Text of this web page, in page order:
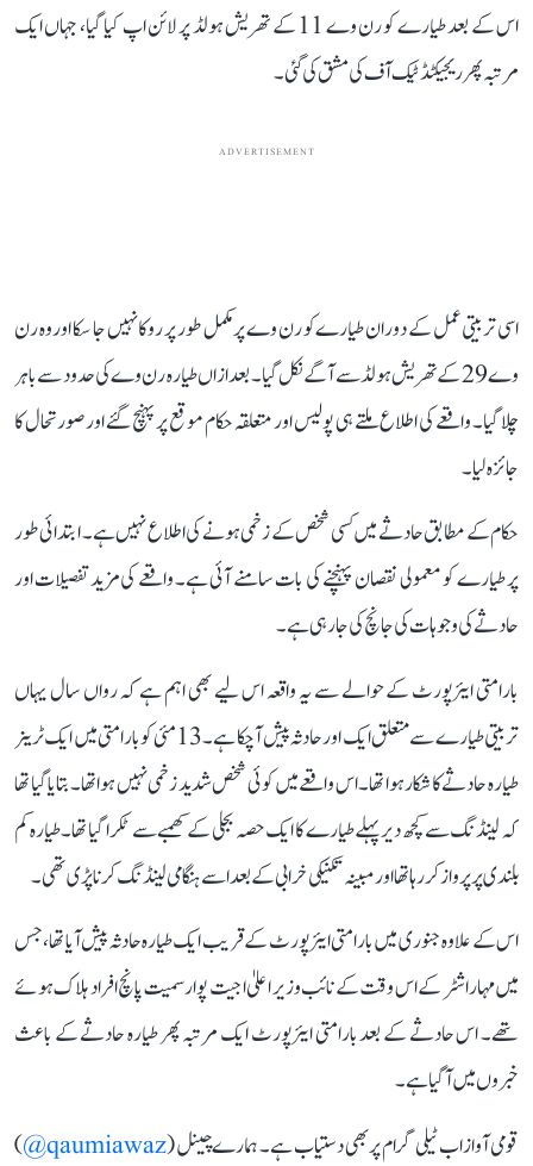
اس کے بعد طیارے کو رن وے 11 کے تھریش ہولڈ پر لائن اپ کیا گیا، جہاں ایک
مرتبہ پھر ریجیکٹڈ ٹیک آف کی مشق کی گئی۔
ADVERTISEMENT
اسی تربیتی عمل کے دوران طیارے کو رن وے پر مکمل طور پر روکا نہیں جا سکا اور وہ رن
وے 29 کے تھریش ہولڈ سے آگے نکل گیا۔ بعد ازاں طیارہ رن وے کی حدود سے باہر
چلا گیا۔ واقعے کی اطلاع ملتے ہی پولیس اور متعلقہ حکام موقع پر پہنچ گئے اور صورتحال کا
جائزہ لیا۔
حکام کے مطابق حادثے میں کسی شخص کے زخمی ہونے کی اطلاع نہیں ہے۔ ابتدائی طور
پر طیارے کو معمولی نقصان پہنچنے کی بات سامنے آئی ہے۔ واقعے کی مزید تفصیلات اور
حادثے کی وجوہات کی جانچ کی جا رہی ہے۔
بارامتی ایئرپورٹ کے حوالے سے یہ واقعہ اس لیے بھی اہم ہے کہ رواں سال یہاں
تربیتی طیارے سے متعلق ایک اور حادثہ پیش آ چکا ہے۔ 13 مئی کو بارامتی میں ایک ٹرینر
طیارہ حادثے کا شکار ہوا تھا۔ اس واقعے میں کوئی شخص شدید زخمی نہیں ہوا تھا۔ بتایا گیا تھا
کہ لینڈنگ سے کچھ دیر پہلے طیارے کا ایک حصہ بجلی کے کھمبے سے ٹکرا گیا تھا۔ طیارہ کم
بلندی پر پرواز کر رہا تھا اور مبینہ تکنیکی خرابی کے بعد اسے ہنگامی لینڈنگ کرنا پڑی تھی۔
اس کے علاوہ جنوری میں بارامتی ایئرپورٹ کے قریب ایک طیارہ حادثہ پیش آیا تھا، جس
میں مہاراشٹر کے اس وقت کے نائب وزیر اعلیٰ اجیت پوار سمیت پانچ افراد ہلاک ہوئے
تھے۔ اس حادثے کے بعد بارامتی ایئرپورٹ ایک مرتبہ پھر طیارہ حادثے کے باعث
خبروں میں آ گیا ہے۔
قومی آواز اب ٹیلی گرام پر بھی دستیاب ہے۔ ہمارے چینل (qaumiawaz@
)